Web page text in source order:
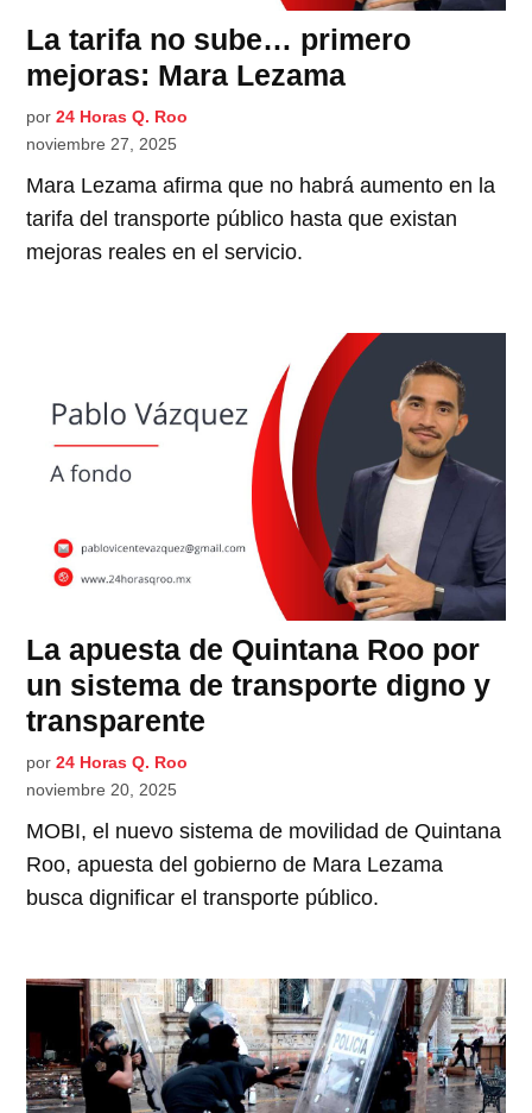
La tarifa no sube… primero
mejoras: Mara Lezama
por 24 Horas Q. Roo
noviembre 27, 2025
Mara Lezama afirma que no habrá aumento en la
tarifa del transporte público hasta que existan
mejoras reales en el servicio.
La apuesta de Quintana Roo por
un sistema de transporte digno y
transparente
por 24 Horas Q. Roo
noviembre 20, 2025
MOBI, el nuevo sistema de movilidad de Quintana
Roo, apuesta del gobierno de Mara Lezama
busca dignificar el transporte público.